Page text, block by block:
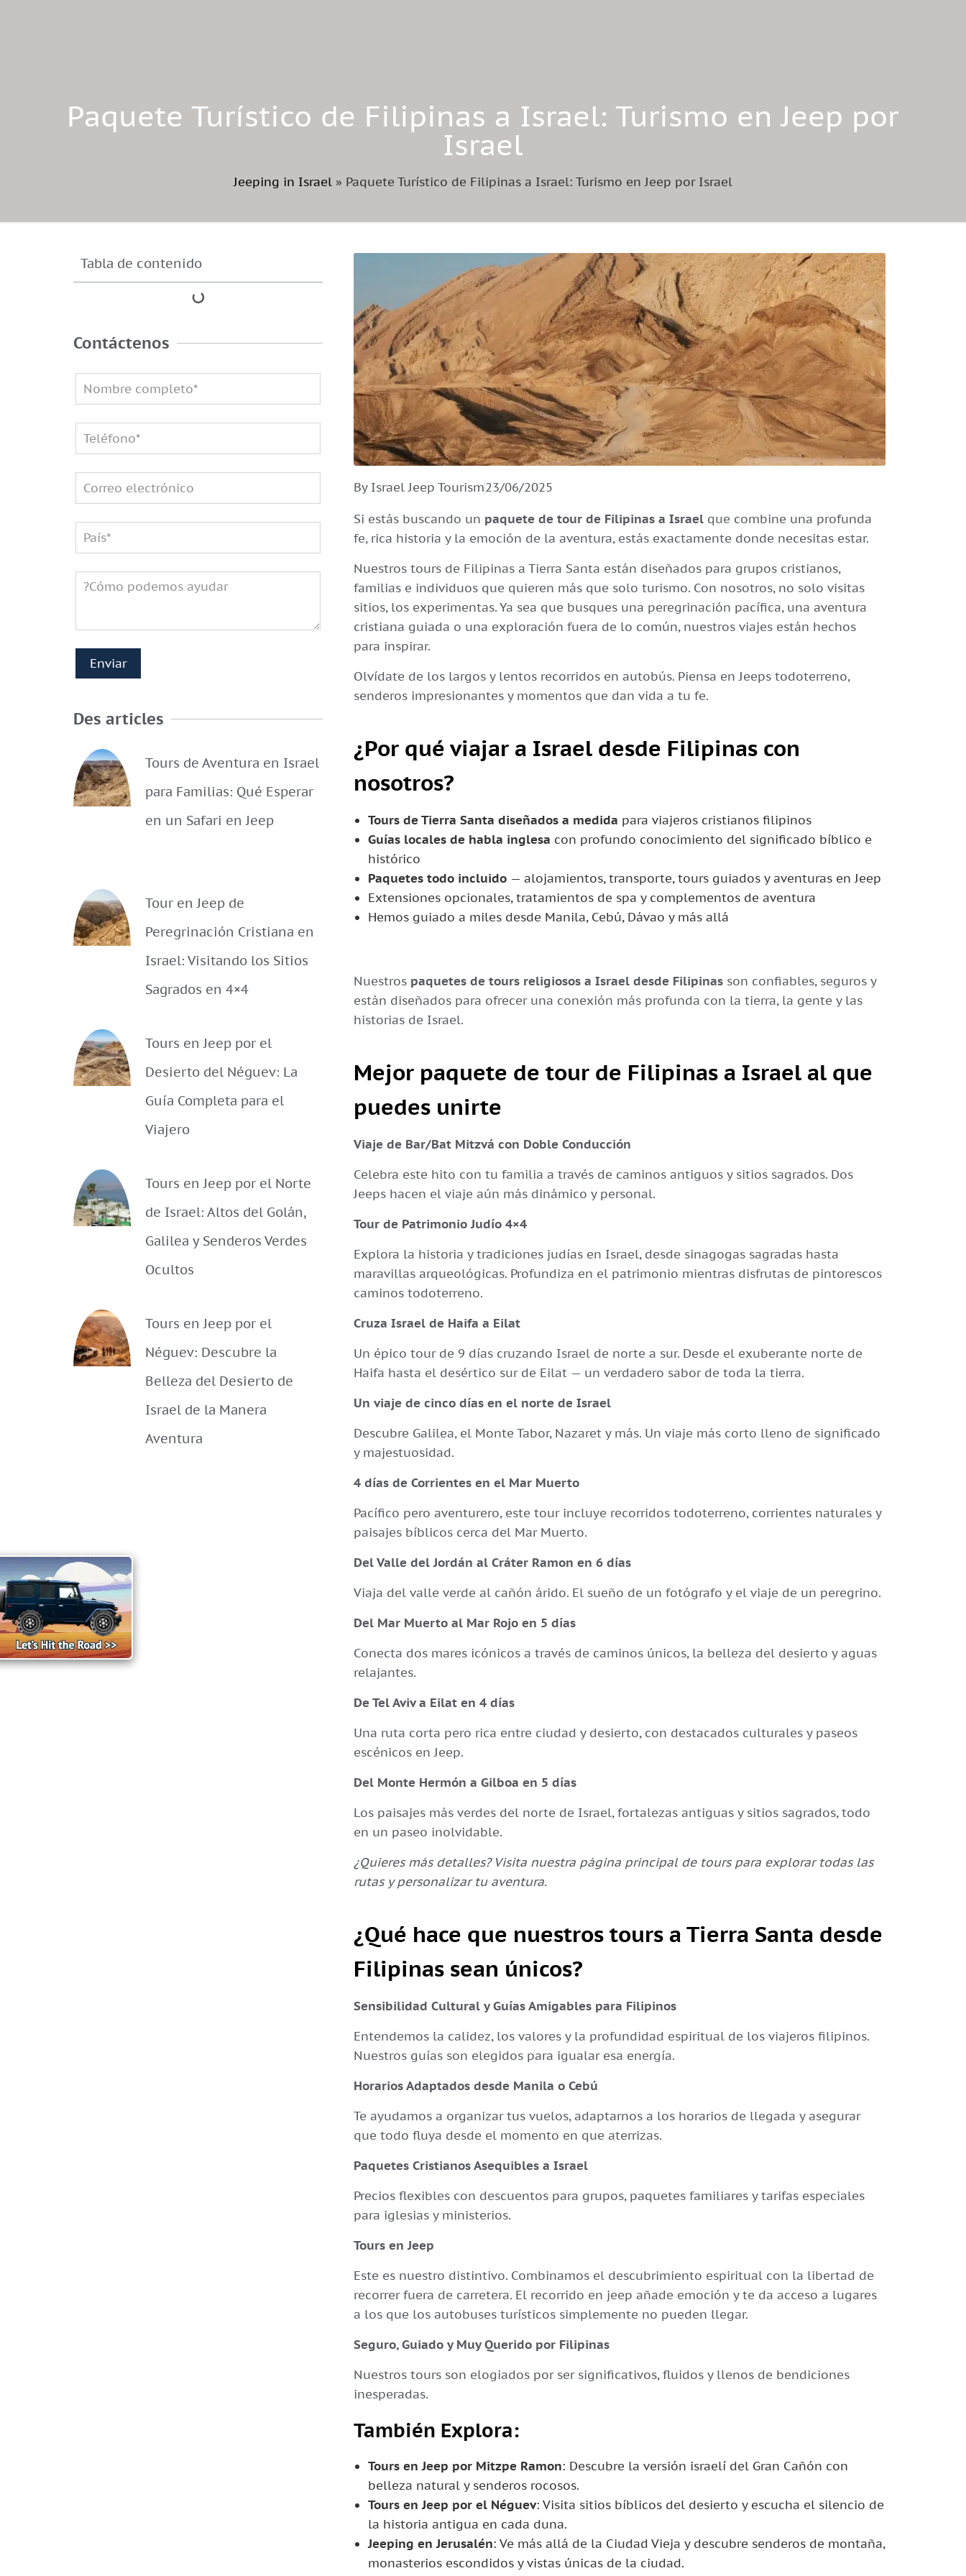
Paquete Turístico de Filipinas a Israel: Turismo en Jeep por
Israel
Jeeping in Israel» Paquete Turístico de Filipinas a Israel: Turismo en Jeep por Israel
Tabla de contenido
Contáctenos
Des articles
Tours de Aventura en Israel
para Familias: Qué Esperar
en un Safari en Jeep
Tour en Jeep de
Peregrinación Cristiana en
Israel: Visitando los Sitios
Sagrados en 4×4
Tours en Jeep por el
Desierto del Néguev: La
Guía Completa para el
Viajero
Tours en Jeep por el Norte
de Israel: Altos del Golán,
Galilea y Senderos Verdes
Ocultos
Tours en Jeep por el
Néguev: Descubre la
Belleza del Desierto de
Israel de la Manera
Aventura
By Israel Jeep Tourism23/06/2025
Si estás buscando un paquete de tour de Filipinas a Israelque combine una profunda
fe, rica historia y la emoción de la aventura, estás exactamente donde necesitas estar.
Nuestros tours de Filipinas a Tierra Santa están diseñados para grupos cristianos,
familias e individuos que quieren más que solo turismo. Con nosotros, no solo visitas
sitios, los experimentas. Ya sea que busques una peregrinación pacífica, una aventura
cristiana guiada o una exploración fuera de lo común, nuestros viajes están hechos
para inspirar.
Olvídate de los largos y lentos recorridos en autobús. Piensa en Jeeps todoterreno,
senderos impresionantes y momentos que dan vida a tu fe.
¿Por qué viajar a Israel desde Filipinas con
nosotros?
Tours de Tierra Santa diseñados a medida para viajeros cristianos filipinos
Guías locales de habla inglesa con profundo conocimiento del significado bíblico e
histórico
Paquetes todo incluido— alojamientos, transporte, tours guiados y aventuras en Jeep
Extensiones opcionales, tratamientos de spa y complementos de aventura
Hemos guiado a miles desde Manila, Cebú, Dávao y más allá
Nuestros paquetes de tours religiosos a Israel desde Filipinasson confiables, seguros y
están diseñados para ofrecer una conexión más profunda con la tierra, la gente y las
historias de Israel.
Mejor paquete de tour de Filipinas a Israel al que
puedes unirte
Viaje de Bar/Bat Mitzvá con Doble Conducción
Celebra este hito con tu familia a través de caminos antiguos y sitios sagrados. Dos
Jeeps hacen el viaje aún más dinámico y personal.
Tour de Patrimonio Judío 4×4
Explora la historia y tradiciones judías en Israel, desde sinagogas sagradas hasta
maravillas arqueológicas. Profundiza en el patrimonio mientras disfrutas de pintorescos
caminos todoterreno.
Cruza Israel de Haifa a Eilat
Un épico tour de 9 días cruzando Israel de norte a sur. Desde el exuberante norte de
Haifa hasta el desértico sur de Eilat — un verdadero sabor de toda la tierra.
Un viaje de cinco días en el norte de Israel
Descubre Galilea, el Monte Tabor, Nazaret y más. Un viaje más corto lleno de significado
y majestuosidad.
4 días de Corrientes en el Mar Muerto
Pacífico pero aventurero, este tour incluye recorridos todoterreno, corrientes naturales y
paisajes bíblicos cerca del Mar Muerto.
Del Valle del Jordán al Cráter Ramon en 6 días
Viaja del valle verde al cañón árido. El sueño de un fotógrafo y el viaje de un peregrino.
Del Mar Muerto al Mar Rojo en 5 días
Conecta dos mares icónicos a través de caminos únicos, la belleza del desierto y aguas
relajantes.
De Tel Aviv a Eilat en 4 días
Una ruta corta pero rica entre ciudad y desierto, con destacados culturales y paseos
escénicos en Jeep.
Del Monte Hermón a Gilboa en 5 días
Los paisajes más verdes del norte de Israel, fortalezas antiguas y sitios sagrados, todo
en un paseo inolvidable.
¿Quieres más detalles? Visita nuestra página principal de tours para explorar todas las
rutas y personalizar tu aventura.
¿Qué hace que nuestros tours a Tierra Santa desde
Filipinas sean únicos?
Sensibilidad Cultural y Guías Amigables para Filipinos
Entendemos la calidez, los valores y la profundidad espiritual de los viajeros filipinos.
Nuestros guías son elegidos para igualar esa energía.
Horarios Adaptados desde Manila o Cebú
Te ayudamos a organizar tus vuelos, adaptarnos a los horarios de llegada y asegurar
que todo fluya desde el momento en que aterrizas.
Paquetes Cristianos Asequibles a Israel
Precios flexibles con descuentos para grupos, paquetes familiares y tarifas especiales
para iglesias y ministerios.
Tours en Jeep
Este es nuestro distintivo. Combinamos el descubrimiento espiritual con la libertad de
recorrer fuera de carretera. El recorrido en jeep añade emoción y te da acceso a lugares
a los que los autobuses turísticos simplemente no pueden llegar.
Seguro, Guiado y Muy Querido por Filipinas
Nuestros tours son elogiados por ser significativos, fluidos y llenos de bendiciones
inesperadas.
También Explora:
Tours en Jeep por Mitzpe Ramon: Descubre la versión israelí del Gran Cañón con
belleza natural y senderos rocosos.
Tours en Jeep por el Néguev: Visita sitios bíblicos del desierto y escucha el silencio de
la historia antigua en cada duna.
Jeeping en Jerusalén: Ve más allá de la Ciudad Vieja y descubre senderos de montaña,
monasterios escondidos y vistas únicas de la ciudad.